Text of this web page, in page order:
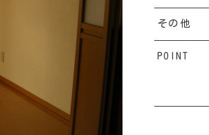
その他
POINT